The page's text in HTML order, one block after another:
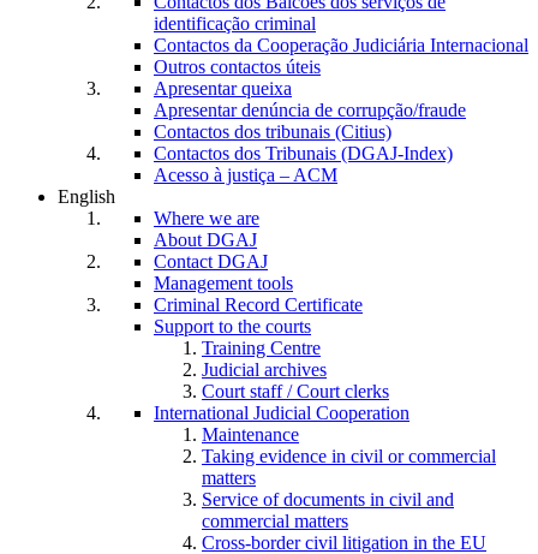
identificação criminal
Contactos da Cooperação Judiciária Internacional
Outros contactos úteis
Apresentar queixa
Apresentar denúncia de corrupção/fraude
Contactos dos tribunais (Citius)
Contactos dos Tribunais (DGAJ-Index)
Acesso à justiça – ACM
English
Where we are
About DGAJ
Contact DGAJ
Management tools
Criminal Record Certificate
Support to the courts
Training Centre
Judicial archives
Court staff / Court clerks
International Judicial Cooperation
Maintenance
Taking evidence in civil or commercial
matters
Service of documents in civil and
commercial matters​​
Cross-border civil litigation in the EU